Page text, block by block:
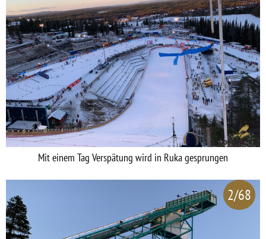
Mit einem Tag Verspätung wird in Ruka gesprungen
2/68